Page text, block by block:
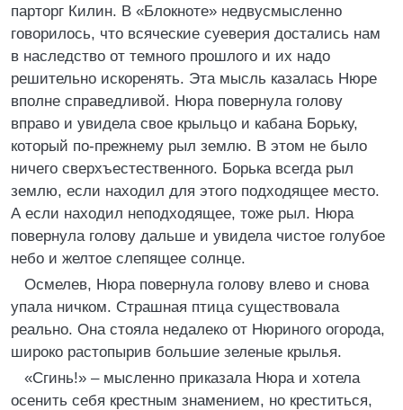
парторг Килин. В «Блокноте» недвусмысленно
говорилось, что всяческие суеверия достались нам
в наследство от темного прошлого и их надо
решительно искоренять. Эта мысль казалась Нюре
вполне справедливой. Нюра повернула голову
вправо и увидела свое крыльцо и кабана Борьку,
который по-прежнему рыл землю. В этом не было
ничего сверхъестественного. Борька всегда рыл
землю, если находил для этого подходящее место.
А если находил неподходящее, тоже рыл. Нюра
повернула голову дальше и увидела чистое голубое
небо и желтое слепящее солнце.
Осмелев, Нюра повернула голову влево и снова
упала ничком. Страшная птица существовала
реально. Она стояла недалеко от Нюриного огорода,
широко растопырив большие зеленые крылья.
«Сгинь!» – мысленно приказала Нюра и хотела
осенить себя крестным знамением, но креститься,